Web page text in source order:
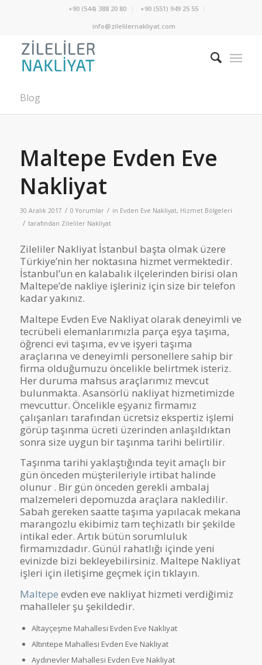
+90 (544) 388 20 80
+90 (551) 949 25 55
info@zilelilernakliyat.com
Blog
Maltepe Evden Eve
Nakliyat
30 Aralık 2017 / 0 Yorumlar / in Evden Eve Nakliyat, Hizmet Bölgeleri
/ tarafından Zileliler Nakliyat
Zileliler Nakliyat İstanbul başta olmak üzere
Türkiye’nin her noktasına hizmet vermektedir.
İstanbul’un en kalabalık ilçelerinden birisi olan
Maltepe’de nakliye işleriniz için size bir telefon
kadar yakınız.
Maltepe Evden Eve Nakliyat olarak deneyimli ve
tecrübeli elemanlarımızla parça eşya taşıma,
öğrenci evi taşıma, ev ve işyeri taşıma
araçlarına ve deneyimli personellere sahip bir
firma olduğumuzu öncelikle belirtmek isteriz.
Her duruma mahsus araçlarımız mevcut
bulunmakta. Asansörlü nakliyat hizmetimizde
mevcuttur. Öncelikle eşyanız firmamız
çalışanları tarafından ücretsiz ekspertiz işlemi
görüp taşınma ücreti üzerinden anlaşıldıktan
sonra size uygun bir taşınma tarihi belirtilir.
Taşınma tarihi yaklaştığında teyit amaçlı bir
gün önceden müşterileriyle irtibat halinde
olunur . Bir gün önceden gerekli ambalaj
malzemeleri depomuzda araçlara nakledilir.
Sabah gereken saatte taşıma yapılacak mekana
marangozlu ekibimiz tam teçhizatlı bir şekilde
intikal eder. Artık bütün sorumluluk
firmamızdadır. Günül rahatlığı içinde yeni
evinizde bizi bekleyebilirsiniz. Maltepe Nakliyat
işleri için iletişime geçmek için tıklayın.
Maltepe evden eve nakliyat hizmeti verdiğimiz
mahalleler şu şekildedir.
Altayçeşme Mahallesi Evden Eve Nakliyat
Altıntepe Mahallesi Evden Eve Nakliyat
Aydınevler Mahallesi Evden Eve Nakliyat